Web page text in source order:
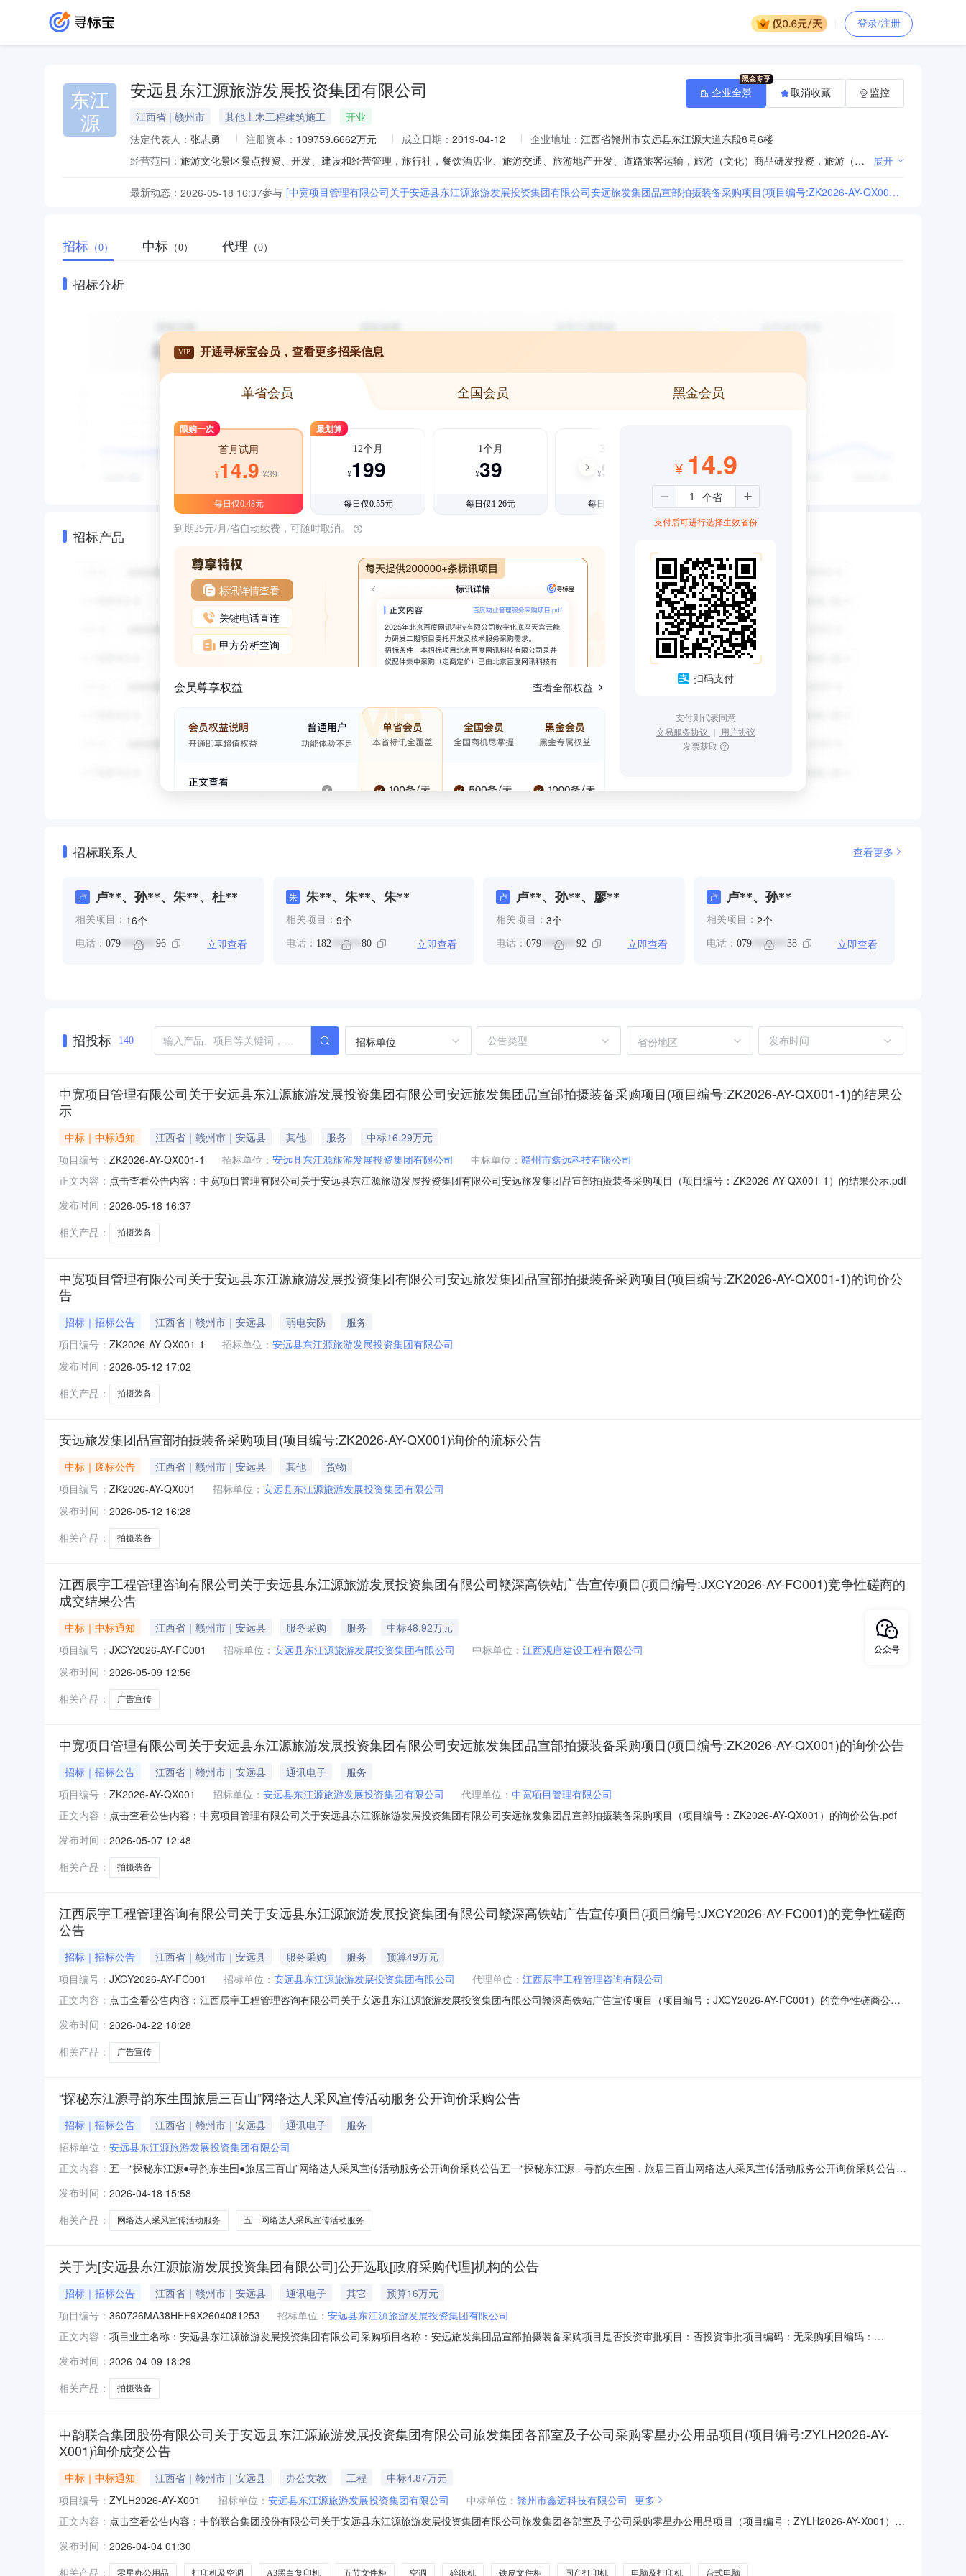
登录/注册
东江
源
安远县东江源旅游发展投资集团有限公司
江西省 | 赣州市 其他土木工程建筑施工
开业
法定代表人： 张志勇 注册资本： 109759.6662万元 成立日期： 2019-04-12 企业地址： 江西省赣州市安远县东江源大道东段8号6楼
经营范围：
旅游文化景区景点投资、开发、建设和经营管理，旅行社，餐饮酒店业、旅游交通、旅游地产开发、道路旅客运输，旅游（文化）商品研发投资，旅游（文化）规划、宣传、推介，旅游（文化）表演、旅游（文化）节庆、会展活动；水利水电施工及辅助生产设施建设。(依法须经批准的项目,经相关部门批准后方可开展经营活动) 展开
最新动态： 2026-05-18 16:37参与 [中宽项目管理有限公司关于安远县东江源旅游发展投资集团有限公司安远旅发集团品宣部拍摄装备采购项目(项目编号:ZK2026-AY-QX001-1)的结果公示]
企业全景 取消收藏 监控
招标 （0） 中标 （0） 代理 （0）
招标分析
招标产品
VIP 开通寻标宝会员，查看更多招采信息
单省会员 全国会员 黑金会员
限购一次
首月试用
¥14.9 ¥39
每日仅0.48元
最划算
12个月
¥199
每日仅0.55元
1个月
¥39
每日仅1.26元
3个月
¥99
每日仅1.08元
到期29元/月/省自动续费，可随时取消。
标讯详情查看
关键电话直连
甲方分析查询
会员尊享权益 查看全部权益
¥ 14.9
支付后可进行选择生效省份
扫码支付
支付则代表同意
交易服务协议 ｜ 用户协议
发票获取
招标联系人 查看更多
卢 卢**、孙**、朱**、杜**
相关项目： 16个
电话： 079 ******* 96 立即查看
朱 朱**、朱**、朱**
相关项目： 9个
电话： 182****** 80 立即查看
卢 卢**、孙**、廖**
相关项目： 3个
电话： 079 ******* 92 立即查看
卢 卢**、孙**
相关项目： 2个
电话： 079******* 38 立即查看
招投标 140 招标单位 省份地区
中宽项目管理有限公司关于安远县东江源旅游发展投资集团有限公司安远旅发集团品宣部拍摄装备采购项目(项目编号:ZK2026-AY-QX001-1)的结果公
示
中标｜中标通知 江西省｜赣州市｜安远县 其他 服务
中标16.29万元
项目编号： ZK2026-AY-QX001-1 招标单位： 安远县东江源旅游发展投资集团有限公司 中标单位： 赣州市鑫远科技有限公司
正文内容： 点击查看公告内容：中宽项目管理有限公司关于安远县东江源旅游发展投资集团有限公司安远旅发集团品宣部拍摄装备采购项目（项目编号：ZK2026-AY-QX001-1）的结果公示.pdf
发布时间： 2026-05-18 16:37
相关产品：
拍摄装备
中宽项目管理有限公司关于安远县东江源旅游发展投资集团有限公司安远旅发集团品宣部拍摄装备采购项目(项目编号:ZK2026-AY-QX001-1)的询价公
告
招标｜招标公告 江西省｜赣州市｜安远县 弱电安防
服务
项目编号： ZK2026-AY-QX001-1 招标单位： 安远县东江源旅游发展投资集团有限公司
发布时间： 2026-05-12 17:02
相关产品：
拍摄装备
安远旅发集团品宣部拍摄装备采购项目(项目编号:ZK2026-AY-QX001)询价的流标公告
中标｜废标公告 江西省｜赣州市｜安远县 其他
货物
项目编号： ZK2026-AY-QX001 招标单位： 安远县东江源旅游发展投资集团有限公司
发布时间： 2026-05-12 16:28
相关产品：
拍摄装备
江西辰宇工程管理咨询有限公司关于安远县东江源旅游发展投资集团有限公司赣深高铁站广告宣传项目(项目编号:JXCY2026-AY-FC001)竞争性磋商的
成交结果公告
中标｜中标通知 江西省｜赣州市｜安远县 服务采购 服务
中标48.92万元
项目编号： JXCY2026-AY-FC001 招标单位： 安远县东江源旅游发展投资集团有限公司 中标单位： 江西观唐建设工程有限公司
发布时间： 2026-05-09 12:56
相关产品：
广告宣传
中宽项目管理有限公司关于安远县东江源旅游发展投资集团有限公司安远旅发集团品宣部拍摄装备采购项目(项目编号:ZK2026-AY-QX001)的询价公告
招标｜招标公告 江西省｜赣州市｜安远县 通讯电子
服务
项目编号： ZK2026-AY-QX001 招标单位： 安远县东江源旅游发展投资集团有限公司 代理单位： 中宽项目管理有限公司
正文内容： 点击查看公告内容：中宽项目管理有限公司关于安远县东江源旅游发展投资集团有限公司安远旅发集团品宣部拍摄装备采购项目（项目编号：ZK2026-AY-QX001）的询价公告.pdf
发布时间： 2026-05-07 12:48
相关产品：
拍摄装备
江西辰宇工程管理咨询有限公司关于安远县东江源旅游发展投资集团有限公司赣深高铁站广告宣传项目(项目编号:JXCY2026-AY-FC001)的竞争性磋商
公告
招标｜招标公告 江西省｜赣州市｜安远县 服务采购 服务
预算49万元
项目编号： JXCY2026-AY-FC001 招标单位： 安远县东江源旅游发展投资集团有限公司 代理单位： 江西辰宇工程管理咨询有限公司
正文内容： 点击查看公告内容：江西辰宇工程管理咨询有限公司关于安远县东江源旅游发展投资集团有限公司赣深高铁站广告宣传项目（项目编号：JXCY2026-AY-FC001）的竞争性磋商公
发布时间： 2026-04-22 18:28
相关产品：
广告宣传
“探秘东江源寻韵东生围旅居三百山”网络达人采风宣传活动服务公开询价采购公告
招标｜招标公告 江西省｜赣州市｜安远县 通讯电子
服务
招标单位： 安远县东江源旅游发展投资集团有限公司
正文内容： 五一“探秘东江源●寻韵东生围●旅居三百山”网络达人采风宣传活动服务公开询价采购公告五一“探秘东江源﹒寻韵东生围﹒旅居三百山网络达人采风宣传活动服务公开询价采购公告
务内容：1.达人合作：邀约至少5位文旅类抖音达人，抖音平台总粉丝量不低于1400万，星图报价合计不少于30万元，抖音话题累计播放量总计不低于1200万，拟邀达人名单：何香
蓓Betty/
发布时间： 2026-04-18 15:58
相关产品：
网络达人采风宣传活动服务 五一网络达人采风宣传活动服务
关于为[安远县东江源旅游发展投资集团有限公司]公开选取[政府采购代理]机构的公告
招标｜招标公告 江西省｜赣州市｜安远县 通讯电子 其它
预算16万元
项目编号： 360726MA38HEF9X2604081253 招标单位： 安远县东江源旅游发展投资集团有限公司
正文内容： 项目业主名称：安远县东江源旅游发展投资集团有限公司采购项目名称：安远旅发集团品宣部拍摄装备采购项目是否投资审批项目：否投资审批项目编码：无采购项目编码：
项目-招标代理服务洽谈时间：3（个工作日）签订合同时间：15（个工作日）资质要求：无备案要求说明：无其他要求说明：无选取中介方式：邀请直选+随机邀请的中介：江西辰
宇工程管理咨询有限公
发布时间： 2026-04-09 18:29
相关产品：
拍摄装备
中韵联合集团股份有限公司关于安远县东江源旅游发展投资集团有限公司旅发集团各部室及子公司采购零星办公用品项目(项目编号:ZYLH2026-AY-
X001)询价成交公告
中标｜中标通知 江西省｜赣州市｜安远县 办公文教 工程
中标4.87万元
项目编号： ZYLH2026-AY-X001 招标单位： 安远县东江源旅游发展投资集团有限公司 中标单位： 赣州市鑫远科技有限公司 更多
正文内容： 点击查看公告内容：中韵联合集团股份有限公司关于安远县东江源旅游发展投资集团有限公司旅发集团各部室及子公司采购零星办公用品项目（项目编号：ZYLH2026-AY-X001）询
发布时间： 2026-04-04 01:30
相关产品：
零星办公用品 打印机及空调 A3黑白复印机 五节文件柜 空调 碎纸机 铁皮文件柜 国产打印机 电脑及打印机 台式电脑
公众号